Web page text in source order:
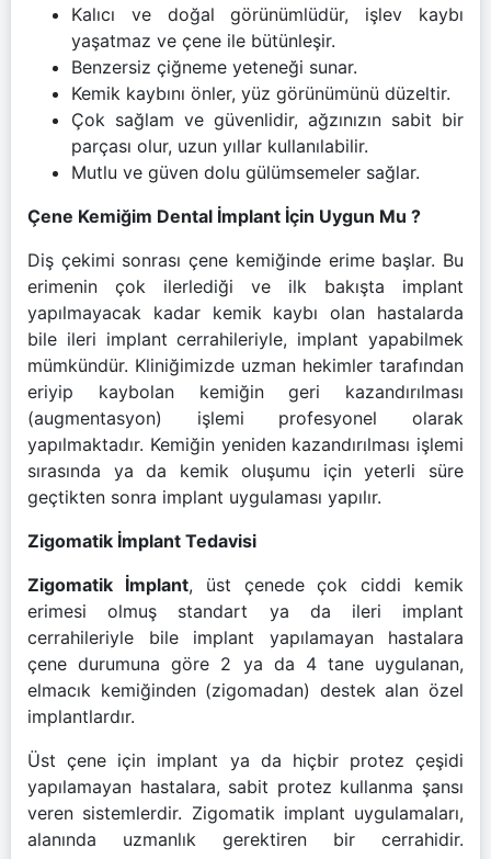
Kalıcı ve doğal görünümlüdür, işlev kaybı
yaşatmaz ve çene ile bütünleşir.
Benzersiz çiğneme yeteneği sunar.
Kemik kaybını önler, yüz görünümünü düzeltir.
Çok sağlam ve güvenlidir, ağzınızın sabit bir
parçası olur, uzun yıllar kullanılabilir.
Mutlu ve güven dolu gülümsemeler sağlar.
Çene Kemiğim Dental İmplant İçin Uygun Mu ?
Diş çekimi sonrası çene kemiğinde erime başlar. Bu
erimenin çok ilerlediği ve ilk bakışta implant
yapılmayacak kadar kemik kaybı olan hastalarda
bile ileri implant cerrahileriyle, implant yapabilmek
mümkündür. Kliniğimizde uzman hekimler tarafından
eriyip kaybolan kemiğin geri kazandırılması
(augmentasyon) işlemi profesyonel olarak
yapılmaktadır. Kemiğin yeniden kazandırılması işlemi
sırasında ya da kemik oluşumu için yeterli süre
geçtikten sonra implant uygulaması yapılır.
Zigomatik İmplant Tedavisi
Zigomatik İmplant, üst çenede çok ciddi kemik
erimesi olmuş standart ya da ileri implant
cerrahileriyle bile implant yapılamayan hastalara
çene durumuna göre 2 ya da 4 tane uygulanan,
elmacık kemiğinden (zigomadan) destek alan özel
implantlardır.
Üst çene için implant ya da hiçbir protez çeşidi
yapılamayan hastalara, sabit protez kullanma şansı
veren sistemlerdir. Zigomatik implant uygulamaları,
alanında uzmanlık gerektiren bir cerrahidir.